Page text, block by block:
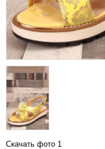
Скачать фото 1